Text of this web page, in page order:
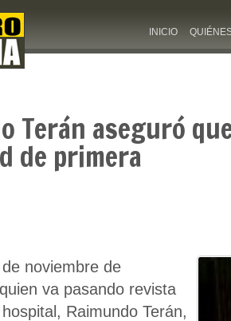
INICIO
Terán aseguró
de primera
noviembre de
va pasando revista
Raimundo Terán,